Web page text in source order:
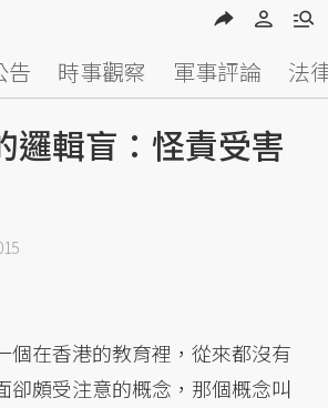
告 時事觀察 軍事評論 法
邏輯盲：怪責受害
個在香港的教育裡，從來都沒有
卻頗受注意的概念，那個概念叫